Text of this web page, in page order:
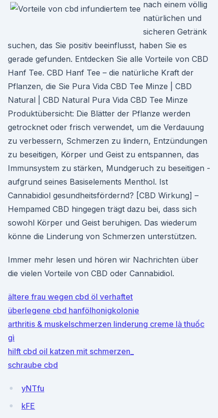
nach einem völlig
natürlichen und
sicheren Getränk
suchen, das Sie positiv beeinflusst, haben Sie es
gerade gefunden. Entdecken Sie alle Vorteile von CBD
Hanf Tee. CBD Hanf Tee – die natürliche Kraft der
Pflanzen, die Sie Pura Vida CBD Tee Minze | CBD
Natural | CBD Natural Pura Vida CBD Tee Minze
Produktübersicht: Die Blätter der Pflanze werden
getrocknet oder frisch verwendet, um die Verdauung
zu verbessern, Schmerzen zu lindern, Entzündungen
zu beseitigen, Körper und Geist zu entspannen, das
Immunsystem zu stärken, Mundgeruch zu beseitigen -
aufgrund seines Basiselements Menthol. Ist
Cannabidiol gesundheitsfördernd? [CBD Wirkung] –
Hempamed CBD hingegen trägt dazu bei, dass sich
sowohl Körper und Geist beruhigen. Das wiederum
könne die Linderung von Schmerzen unterstützen.
Immer mehr lesen und hören wir Nachrichten über
die vielen Vorteile von CBD oder Cannabidiol.
ältere frau wegen cbd öl verhaftet
überlegene cbd hanfölhonigkolonie
arthritis & muskelschmerzen linderung creme là thuốc
gì
hilft cbd oil katzen mit schmerzen_
schraube cbd
yNTfu
kFE